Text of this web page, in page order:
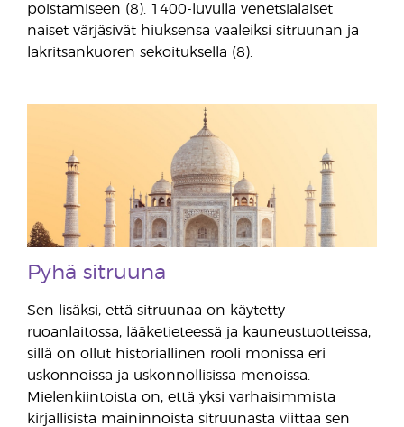
poistamiseen (8). 1400-luvulla venetsialaiset
naiset värjäsivät hiuksensa vaaleiksi sitruunan ja
lakritsankuoren sekoituksella (8).
Pyhä sitruuna
Sen lisäksi, että sitruunaa on käytetty
ruoanlaitossa, lääketieteessä ja kauneustuotteissa,
sillä on ollut historiallinen rooli monissa eri
uskonnoissa ja uskonnollisissa menoissa.
Mielenkiintoista on, että yksi varhaisimmista
kirjallisista maininnoista sitruunasta viittaa sen